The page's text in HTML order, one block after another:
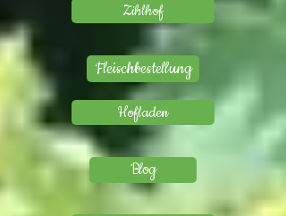
Zihlhof
Fleischbestellung
Hofladen
Blog